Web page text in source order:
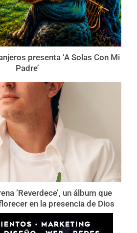
presenta ‘A Solas Con Mi
Padre’
‘Reverdece’, un álbum que
en la presencia de Dios